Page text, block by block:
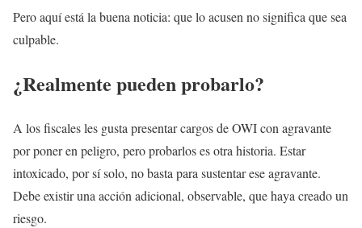
Pero aquí está la buena noticia: que lo acusen no significa que sea
culpable.
¿Realmente pueden probarlo?
A los fiscales les gusta presentar cargos de OWI con agravante
por poner en peligro, pero probarlos es otra historia. Estar
intoxicado, por sí solo, no basta para sustentar ese agravante.
Debe existir una acción adicional, observable, que haya creado un
riesgo.